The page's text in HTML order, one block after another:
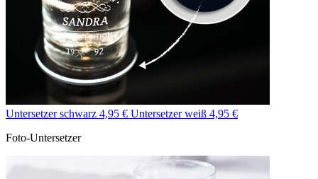
Untersetzer schwarz 4,95 € Untersetzer weiß 4,95 €
Foto-Untersetzer